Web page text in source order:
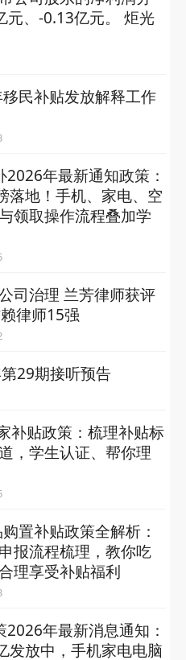
元、-0.13亿元。 炬光
民补贴发放解释工作
年最新通知政策：
落地！手机、家电、空
领取操作流程叠加学
司治理 兰芳律师获评
律师15强
29期接听预告
补贴政策：梳理补贴标
，学生认证、帮你理
置补贴政策全解析：
报流程梳理，教你吃
理享受补贴福利
年最新消息通知：
发放中，手机家电电脑